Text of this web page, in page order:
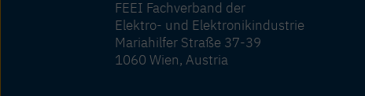
FEEI Fachverband der
Elektro- und Elektronikindustrie
Mariahilfer Straße 37-39
1060 Wien, Austria